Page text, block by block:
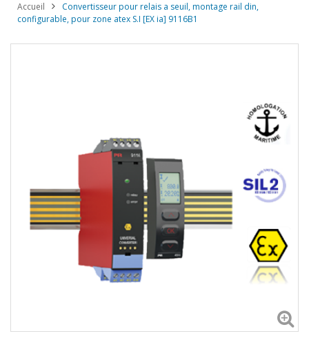
Accueil
Convertisseur pour relais a seuil, montage rail din,
configurable, pour zone atex S.I [EX ia] 9116B1